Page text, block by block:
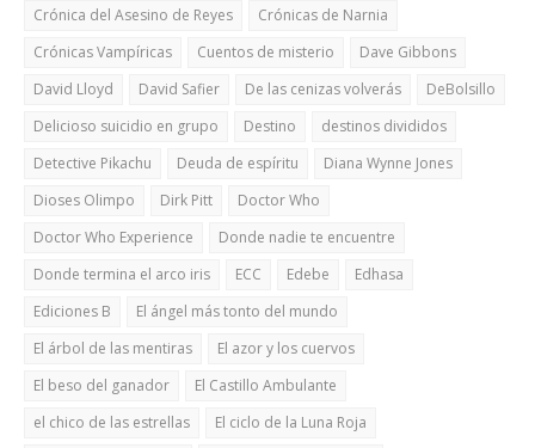
Crónica del Asesino de Reyes
Crónicas de Narnia
Crónicas Vampíricas
Cuentos de misterio
Dave Gibbons
David Lloyd
David Safier De las cenizas volverás
DeBolsillo
Delicioso suicidio en grupo
Destino
destinos divididos
Detective Pikachu
Deuda de espíritu
Diana Wynne Jones
Dioses Olimpo
Dirk Pitt
Doctor Who
Doctor Who Experience
Donde nadie te encuentre
Donde termina el arco iris
ECC Edebe
Edhasa
Ediciones B
El ángel más tonto del mundo
El árbol de las mentiras
El azor y los cuervos
El beso del ganador
El Castillo Ambulante
el chico de las estrellas
El ciclo de la Luna Roja